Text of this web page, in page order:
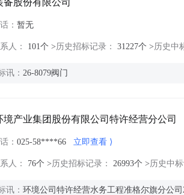
备股份有限公司
： 暂无
人： 101个 >历史招标记录： 31227个 >历史中
讯： 26-8079阀门
境产业集团股份有限公司特许经营分公司
： 025-58****66 立即查看
人： 76个 >历史招标记录： 26993个 >历史中
讯： 环境公司特许经营水务工程准格尔旗分公